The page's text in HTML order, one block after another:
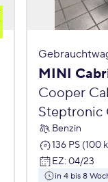
MINI
Cooper
Steptronic
Benzin
136 PS (100
EZ: 04/23
in 4 bis 8